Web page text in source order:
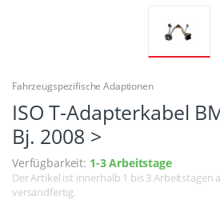
Fahrzeugspezifische Adaptionen
ISO T-Adapterkabel
Bj. 2008 >
Verfügbarkeit: 1-3 Arbeitstage
Der Artikel ist innerhalb 1 bis 3 Arbeitstagen
versandfertig.